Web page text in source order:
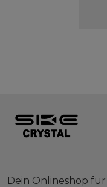
Dein Onlineshop für